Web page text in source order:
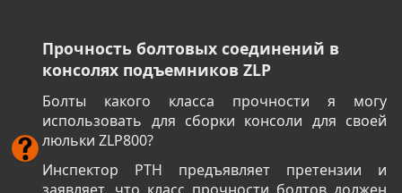
Прочность болтовых соединений в
консолях подъемников ZLP
Болты какого класса прочности я могу
использовать для сборки консоли для своей
люльки ZLP800?
Инспектор РТН предъявляет претензии и